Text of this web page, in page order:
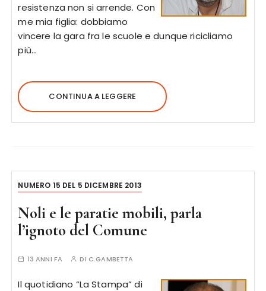
resistenza non si arrende. Con
me mia figlia: dobbiamo
vincere la gara fra le scuole e dunque ricicliamo
più…
CONTINUA A LEGGERE
NUMERO 15 DEL 5 DICEMBRE 2013
Noli e le paratie mobili, parla
l’ignoto del Comune
13 ANNI FA DI C.GAMBETTA
Il quotidiano “La Stampa” di